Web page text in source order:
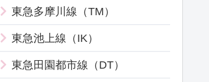
東急多摩川線（TM）
東急池上線（IK）
東急田園都市線（DT）